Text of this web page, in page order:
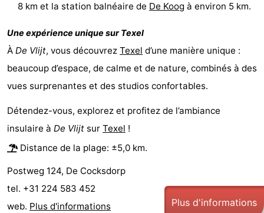
Texel
Vogelmient
Last
minutes
Plages
et
faire
Lieux
d'intérêt
-
Musées
-
Monuments
-
8 km et la station balnéaire de De Koog à environ 5 km.
Une expérience unique sur Texel
À De Vlijt, vous découvrez Texel d’une manière unique :
beaucoup d’espace, de calme et de nature, combinés à des
vues surprenantes et des studios confortables.
Détendez-vous, explorez et profitez de l’ambiance
insulaire à De Vlijt sur Texel !
Distance de la plage: ±5,0 km.
Postweg 124, De Cocksdorp
tel. +31 224 583 452
web. Plus d'informations Plus d'informations